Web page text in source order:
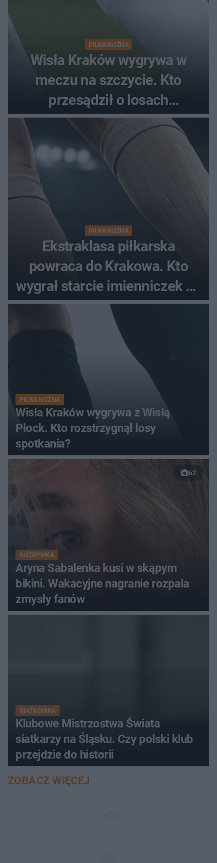
PIŁKA NOŻNA
Wisła Kraków wygrywa w
meczu na szczycie. Kto
przesądził o losach
spotkania?
PIŁKA NOŻNA
Ekstraklasa piłkarska
powraca do Krakowa. Kto
wygrał starcie imienniczek na
pełnym stadionie
PIŁKA NOŻNA
Wisła Kraków wygrywa z Wisłą
Płock. Kto rozstrzygnął losy
spotkania?
62
ROZRYWKA
Aryna Sabalenka kusi w skąpym
bikini. Wakacyjne nagranie rozpala
zmysły fanów
SIATKÓWKA
Klubowe Mistrzostwa Świata
siatkarzy na Śląsku. Czy polski klub
przejdzie do historii
ZOBACZ WIĘCEJ